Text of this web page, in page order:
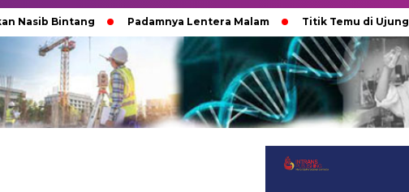
Padamnya Lentera Malam Titik Temu di Ujung Semesta